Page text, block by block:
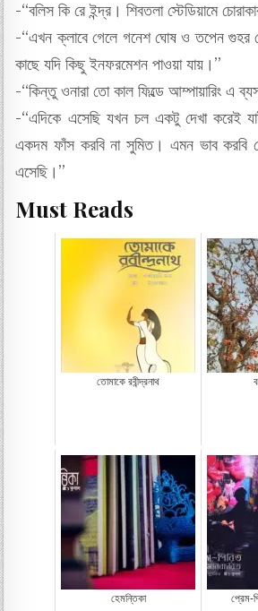
-“বলিস কি রে ইন্দ্র। শিবতলা স্টেডিয়ামে
-“এখন ক্লাবে গেলে গনেশ ঘোষ ও তপেন গুহর
কাছে যদি কিছু ইনফরমেশন পাওয়া যায়।”
-“কিন্তু ওনারা তো কাল ফিল্ডে আম্পায়ারিং এ
-“এদিকে এসেছি যখন চল একটু দেখা করেই
একদম ফাঁস করবি না সুমিত। এমন ভাব করবি
এসেছি।”
Must Reads
তোমাকে রবীন্দ্রনাথ
হেমন্তিকা প্রেম-